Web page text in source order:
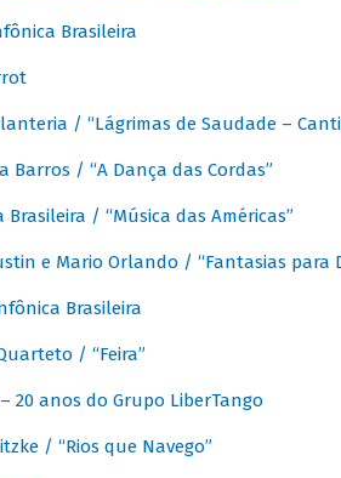
Brasileira
/ “Lágrimas de Saudade –
Barros / “A Dança das Cordas”
Brasileira / “Música das Américas”
e Mario Orlando / “Fantasias para
Brasileira
/ “Feira”
20 anos do Grupo LiberTango
/ “Rios que Navego”